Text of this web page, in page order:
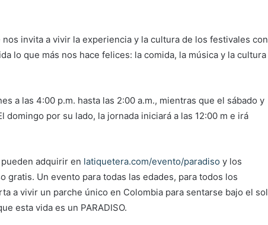
invita a vivir la experiencia y la cultura de los festivales con
lo que más nos hace felices: la comida, la música y la cultura
a las 4:00 p.m. hasta las 2:00 a.m., mientras que el sábado y
domingo por su lado, la jornada iniciará a las 12:00 m e irá
adquirir en latiquetera.com/evento/paradiso y los
gratis. Un evento para todas las edades, para todos los
a vivir un parche único en Colombia para sentarse bajo el sol
esta vida es un PARADISO.